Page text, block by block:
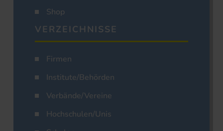
Shop
VERZEICHNISSE
Firmen
Institute/Behörden
Verbände/Vereine
Hochschulen/Unis